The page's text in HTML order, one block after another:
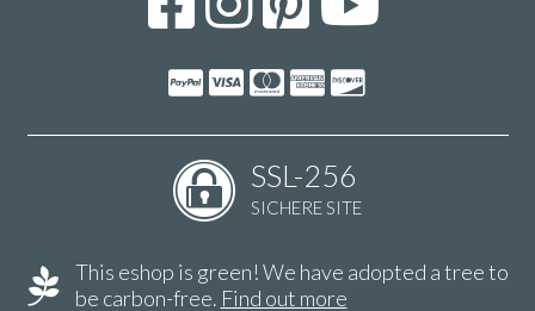
SSL-256
SICHERE SITE
This eshop is green! We have adopted a tree to
be carbon-free. Find out more